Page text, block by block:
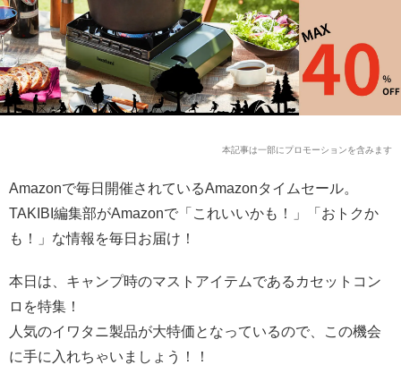
本記事は一部にプロモーションを含みます
Amazonで毎日開催されているAmazonタイムセール。
TAKIBI編集部がAmazonで「これいいかも！」「おトクか
も！」な情報を毎日お届け！
本日は、キャンプ時のマストアイテムであるカセットコン
ロを特集！
人気のイワタニ製品が大特価となっているので、この機会
に手に入れちゃいましょう！！